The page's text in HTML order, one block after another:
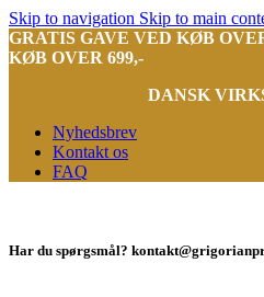
Skip to navigation Skip to main
GRATIS GAVE VED KØB
KØB OVER 699,-
DANSK
Nyhedsbrev
Kontakt os
FAQ
Har du spørgsmål?